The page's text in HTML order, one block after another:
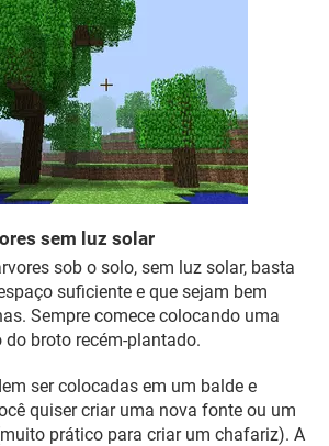
sem luz solar
sob o solo, sem luz solar, basta
suficiente e que sejam bem
Sempre comece colocando uma
broto recém-plantado.
ser colocadas em um balde e
quiser criar uma nova fonte ou um
prático para criar um chafariz). A